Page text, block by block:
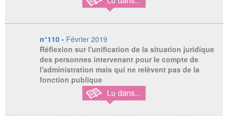
n°110 - Février 2019
Réflexion sur l'unification de la situation juridique
des personnes intervenant pour le compte de
l'administration mais qui ne relèvent pas de la
fonction publique